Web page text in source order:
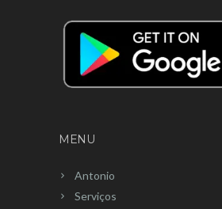
MENU
Antonio
Serviços